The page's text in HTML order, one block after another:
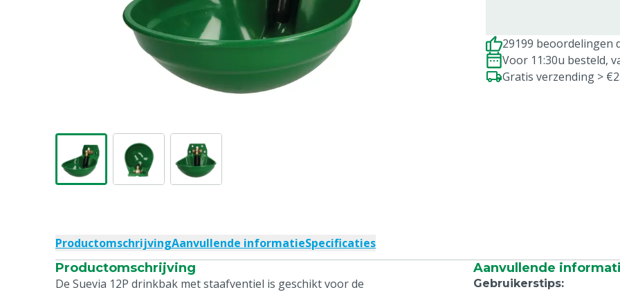
29199 beoordelingen
Voor 11:30u besteld,
Gratis verzending >
ProductomschrijvingAanvullende informatieSpecificaties
Productomschrijving
De Suevia 12P drinkbak met staafventiel is geschikt voor de
Aanvullende
Gebruikerstips: